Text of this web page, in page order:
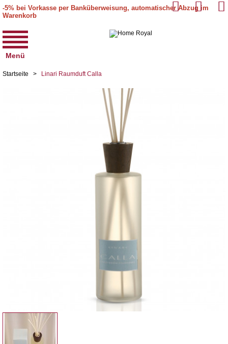
-5% bei Vorkasse per Banküberweisung, automatischer Abzug im
Warenkorb
Menü
Startseite > Linari Raumduft Calla